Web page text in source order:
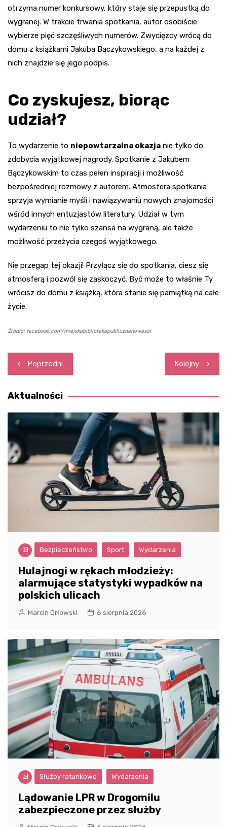
otrzyma numer konkursowy, który staje się przepustką do
wygranej. W trakcie trwania spotkania, autor osobiście
wybierze pięć szczęśliwych numerów. Zwycięzcy wrócą do
domu z książkami Jakuba Bączykowskiego, a na każdej z
nich znajdzie się jego podpis.
Co zyskujesz, biorąc
udział?
To wydarzenie to niepowtarzalna okazja nie tylko do
zdobycia wyjątkowej nagrody. Spotkanie z Jakubem
Bączykowskim to czas pełen inspiracji i możliwość
bezpośredniej rozmowy z autorem. Atmosfera spotkania
sprzyja wymianie myśli i nawiązywaniu nowych znajomości
wśród innych entuzjastów literatury. Udział w tym
wydarzeniu to nie tylko szansa na wygraną, ale także
możliwość przeżycia czegoś wyjątkowego.
Nie przegap tej okazji! Przyłącz się do spotkania, ciesz się
atmosferą i pozwól się zaskoczyć. Być może to właśnie Ty
wrócisz do domu z książką, która stanie się pamiątką na całe
życie.
Źródło: facebook.com/miejskabibliotekapublicznanowasol
Nawigacja
wpisu
Poprzedni Kolejny
Aktualności
Bezpieczeństwo Sport Wydarzenia
Hulajnogi w rękach młodzieży:
alarmujące statystyki wypadków na
polskich ulicach
Marcin Orłowski 6 sierpnia 2026
Służby ratunkowe Wydarzenia
Lądowanie LPR w Drogomilu
zabezpieczone przez służby